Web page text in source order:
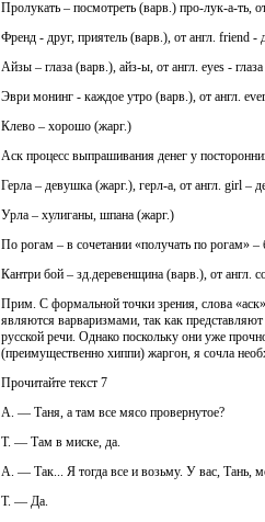
Пролукать – посмотреть (варв.) про-лук-а-ть,
Френд - друг, приятель (варв.), от англ. friend -
Айзы – глаза (варв.), айз-ы, от англ. eyes - глаза
Эври монинг - каждое утро (варв.), от англ.
Клево – хорошо (жарг.)
Аск процесс выпрашивания денег у
Герла – девушка (жарг.), герл-а, от англ. girl –
Урла – хулиганы, шпана (жарг.)
По рогам – в сочетании «получать по рогам»
Кантри бой – зд.деревенщина (варв.), от англ.
Прим. С формальной точки зрения, слова
являются варваризмами, так как
русской речи. Однако поскольку они уже
(преимущественно хиппи) жаргон, я сочла
Прочитайте текст 7
А. — Таня, а там все мясо провернутое?
Т. — Там в миске, да.
А. — Так... Я тогда все и возьму. У вас, Тань,
Т. — Да.